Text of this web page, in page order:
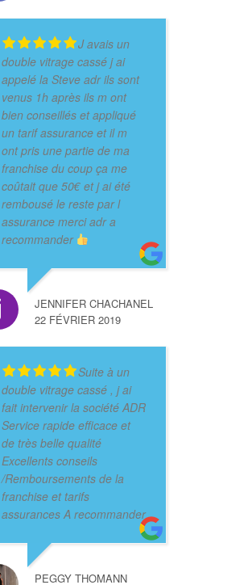
J avais un
double vitrage cassé j ai
appelé la Steve adr ils sont
venus 1h après ils m ont
bien conseillés et appliqué
un tarif assurance et il m
ont pris une partie de ma
franchise du coup ça me
coûtait que 50€ et j ai été
rembousé le reste par l
assurance merci adr a
recommander
JENNIFER CHACHANEL
22 FÉVRIER 2019
Suite à un
double vitrage cassé , j ai
fait intervenir la société ADR
Service rapide efficace et
de très belle qualité
Excellents conseils
/Remboursements de la
franchise et tarifs
assurances A recommander
PEGGY THOMANN